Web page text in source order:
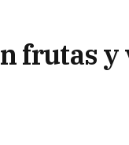
frutas y